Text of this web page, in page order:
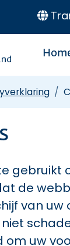
gebruikt
de
van
niet
om uw